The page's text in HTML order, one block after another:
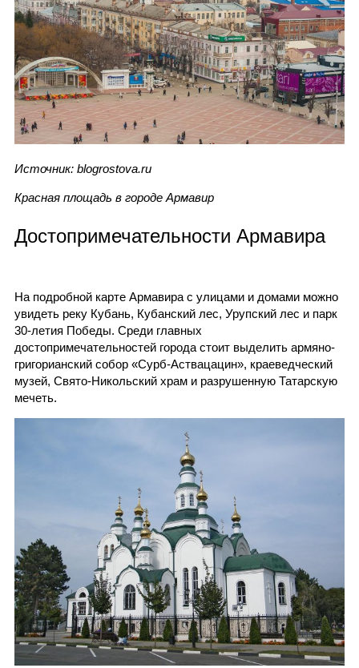
Источник: blogrostova.ru
Красная площадь в городе Армавир
Достопримечательности Армавира
На подробной карте Армавира с улицами и домами можно
увидеть реку Кубань, Кубанский лес, Урупский лес и парк
30-летия Победы. Среди главных
достопримечательностей города стоит выделить армяно-
григорианский собор «Сурб-Аствацацин», краеведческий
музей, Свято-Никольский храм и разрушенную Татарскую
мечеть.